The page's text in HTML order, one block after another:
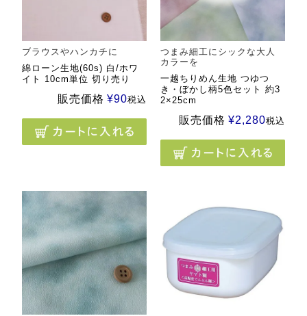
ブラウスやハンカチに
綿ローン生地(60s) 白/ホワ
イト 10cm単位 切り売り
販売価格 ¥90税込
つまみ細工にシックな大人
カラーを
一越ちりめん生地 つゆつ
き・ぼかし柄5色セット 約3
2×25cm
販売価格 ¥2,280税込